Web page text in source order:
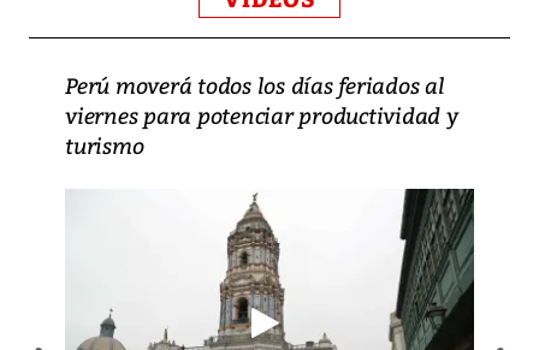
Perú moverá todos los días feriados al
viernes para potenciar productividad y
turismo